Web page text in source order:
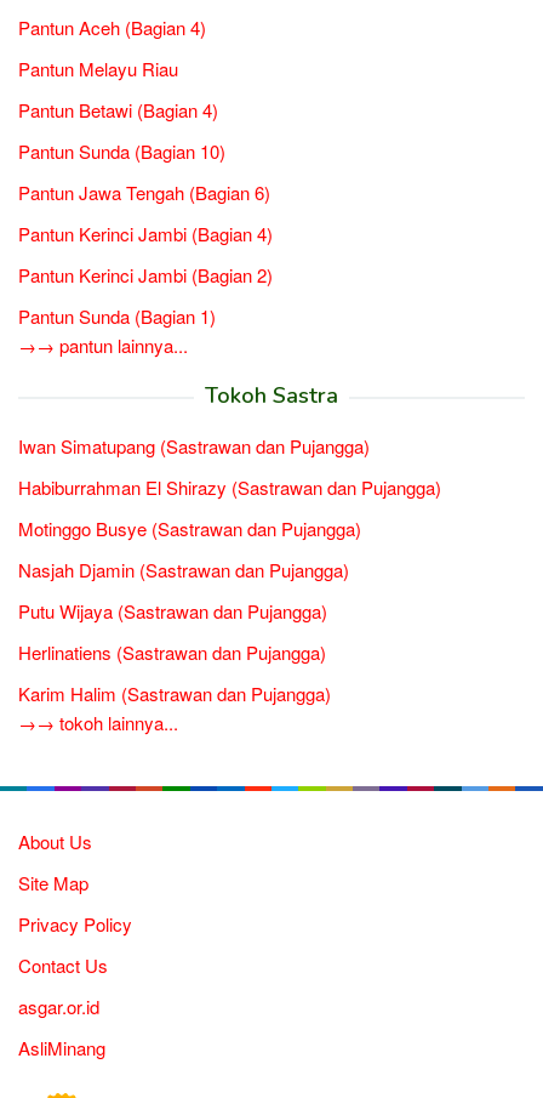
Pantun Aceh (Bagian 4)
Pantun Melayu Riau
Pantun Betawi (Bagian 4)
Pantun Sunda (Bagian 10)
Pantun Jawa Tengah (Bagian 6)
Pantun Kerinci Jambi (Bagian 4)
Pantun Kerinci Jambi (Bagian 2)
Pantun Sunda (Bagian 1)
→→ pantun lainnya...
Tokoh Sastra
Iwan Simatupang (Sastrawan dan Pujangga)
Habiburrahman El Shirazy (Sastrawan dan Pujangga)
Motinggo Busye (Sastrawan dan Pujangga)
Nasjah Djamin (Sastrawan dan Pujangga)
Putu Wijaya (Sastrawan dan Pujangga)
Herlinatiens (Sastrawan dan Pujangga)
Karim Halim (Sastrawan dan Pujangga)
→→ tokoh lainnya...
About Us
Site Map
Privacy Policy
Contact Us
asgar.or.id
AsliMinang